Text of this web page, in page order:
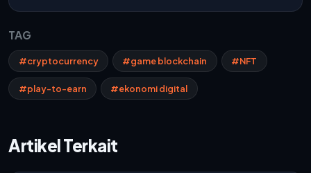
TAG
#cryptocurrency #game blockchain #NFT
#play-to-earn #ekonomi digital
Artikel Terkait